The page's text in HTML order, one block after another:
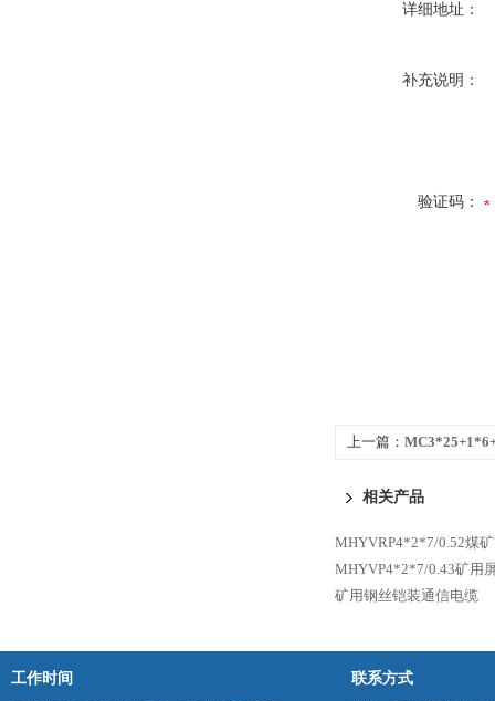
详细地址：
补充说明：
验证码：
上一篇：
相关产品
MHYVRP4*2*7/0.52煤
MHYVP4*2*7/0.43矿用
矿用钢丝铠装通信电缆
工作时间 联系方式